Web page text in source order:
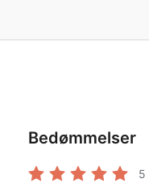
Bedømmelser
5